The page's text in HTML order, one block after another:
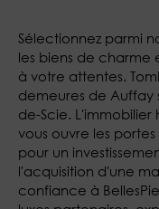
Sélectionnez parmi
les biens de
à votre attentes.
demeures de Auffay
de-Scie.
vous ouvre les
pour un
l'acquisition d'une
confiance à